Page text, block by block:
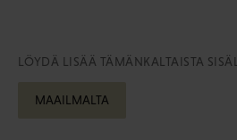
LÖYDÄ LISÄÄ TÄMÄNKALTAISTA
MAAILMALTA